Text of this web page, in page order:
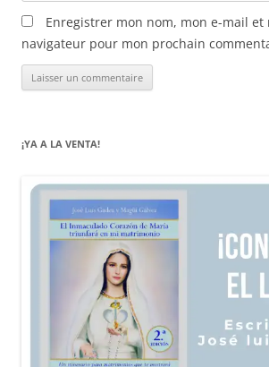
Enregistrer mon nom, mon e-mail et
navigateur pour mon prochain
¡YA A LA VENTA!